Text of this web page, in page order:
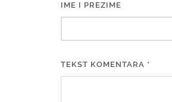
IME I PREZIME
TEKST KOMENTARA *